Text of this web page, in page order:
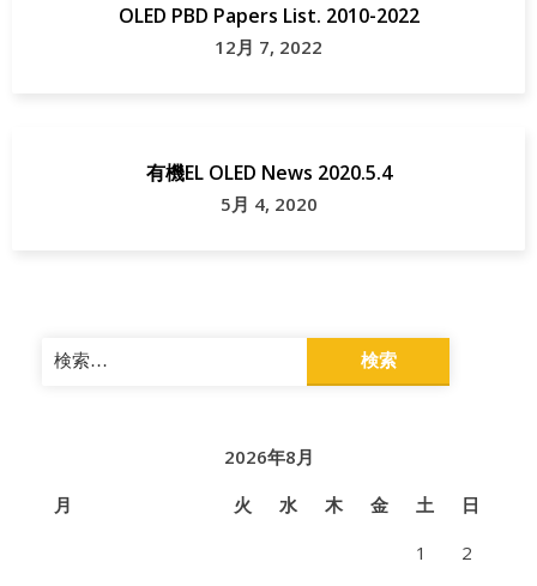
OLED PBD Papers List. 2010-2022
12月 7, 2022
有機EL OLED News 2020.5.4
5月 4, 2020
検
索:
2026年8月
月
火 水 木 金 土
日
1
2